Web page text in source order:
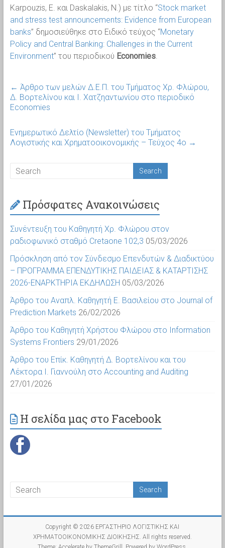
Karpouzis, E. και Daskalakis, N.) με τίτλο “Stock market
and stress test announcements: Evidence from European
banks” δημοσιεύθηκε στο Ειδικό τεύχος “Monetary
Policy and Central Banking: Challenges in the Current
Environment” του περιοδικού Economies.
← Άρθρο των μελών Δ.Ε.Π. του Τμήματος Χρ. Φλώρου,
Δ. Βορτελίνου και Ι. Χατζηαντωνίου στο περιοδικό
Economies
Ενημερωτικό Δελτίο (Newsletter) του Τμήματος
Λογιστικής και Χρηματοοικονομικής – Τεύχος 4ο →
Πρόσφατες Ανακοινώσεις
Συνέντευξη του Καθηγητή Χρ. Φλώρου στον
ραδιοφωνικό σταθμό Cretaone 102,3 05/03/2026
Πρόσκληση από τον Σύνδεσμο Επενδυτών & Διαδικτύου
– ΠΡΟΓΡΑΜΜΑ ΕΠΕΝΔΥΤΙΚΗΣ ΠΑΙΔΕΙΑΣ & ΚΑΤΑΡΤΙΣΗΣ
2026-ΕΝΑΡΚΤΗΡΙΑ ΕΚΔΗΛΩΣΗ 05/03/2026
Άρθρο του Αναπλ. Καθηγητή Ε. Βασιλείου στο Journal of
Prediction Markets 26/02/2026
Άρθρο του Καθηγητή Χρήστου Φλώρου στο Information
Systems Frontiers 29/01/2026
Άρθρο του Επίκ. Καθηγητή Δ. Βορτελίνου και του
Λέκτορα Ι. Γιαννούλη στο Accounting and Auditing
27/01/2026
Η σελίδα μας στο Facebook
Copyright © 2026 ΕΡΓΑΣΤΗΡΙΟ ΛΟΓΙΣΤΙΚΗΣ ΚΑΙ
ΧΡΗΜΑΤΟΟΙΚΟΝΟΜΙΚΗΣ ΔΙΟΙΚΗΣΗΣ. All rights reserved.